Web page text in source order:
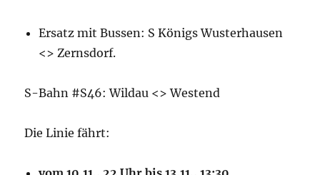
Ersatz mit Bussen: S Königs Wusterhausen
<> Zernsdorf.
S-Bahn #S46: Wildau <> Westend
Die Linie fährt: